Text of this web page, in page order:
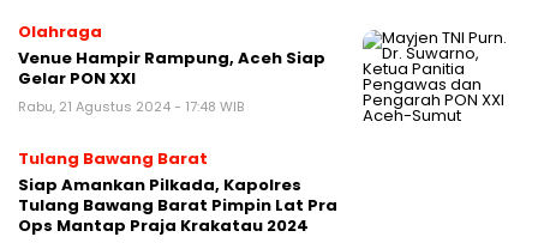
Olahraga
Venue Hampir Rampung, Aceh Siap
Gelar PON XXI
Rabu, 21 Agustus 2024 - 17:48 WIB
Tulang Bawang Barat
Siap Amankan Pilkada, Kapolres
Tulang Bawang Barat Pimpin Lat Pra
Ops Mantap Praja Krakatau 2024